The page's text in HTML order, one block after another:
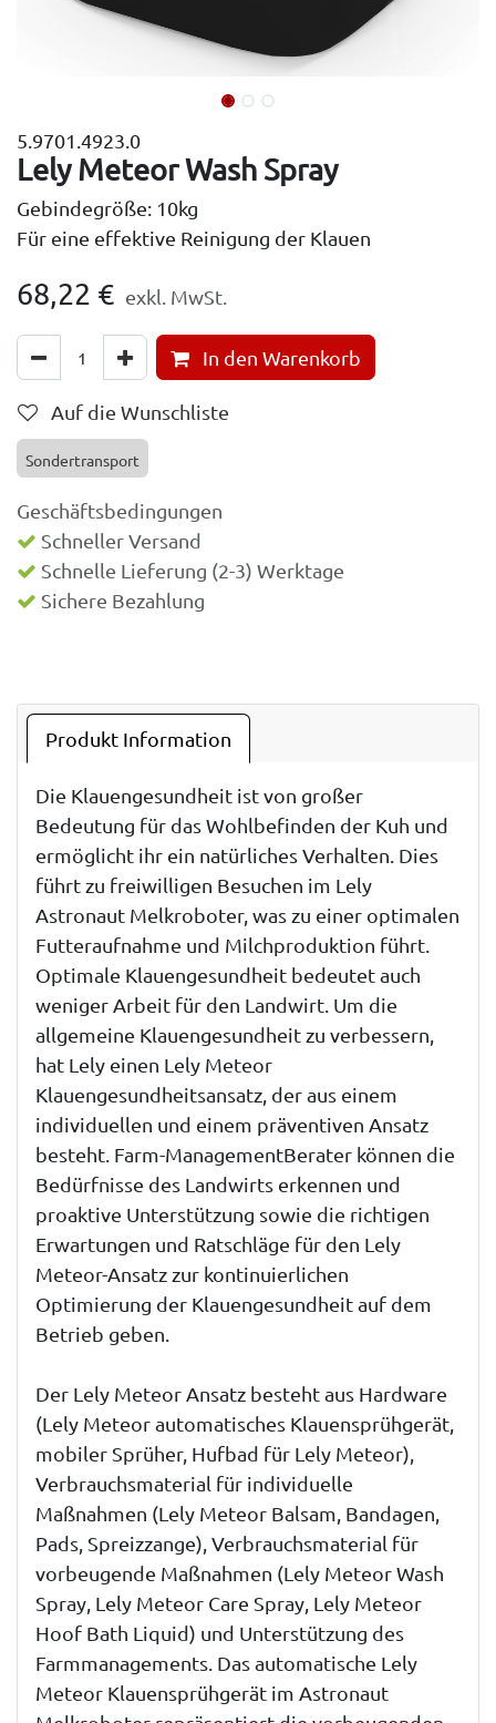
5.9701.4923.0
Lely Meteor Wash Spray
Gebindegröße: 10kg
Für eine effektive Reinigung der Klauen
68,22 € exkl. MwSt.
In den Warenkorb
Auf die Wunschliste
Sondertransport
Geschäftsbedingungen
Schneller Versand
Schnelle Lieferung (2-3) Werktage
Sichere Bezahlung
Produkt Information
Die Klauengesundheit ist von großer
Bedeutung für das Wohlbefinden der Kuh und
ermöglicht ihr ein natürliches Verhalten. Dies
führt zu freiwilligen Besuchen im Lely
Astronaut Melkroboter, was zu einer optimalen
Futteraufnahme und Milchproduktion führt.
Optimale Klauengesundheit bedeutet auch
weniger Arbeit für den Landwirt. Um die
allgemeine Klauengesundheit zu verbessern,
hat Lely einen Lely Meteor
Klauengesundheitsansatz, der aus einem
individuellen und einem präventiven Ansatz
besteht. Farm-ManagementBerater können die
Bedürfnisse des Landwirts erkennen und
proaktive Unterstützung sowie die richtigen
Erwartungen und Ratschläge für den Lely
Meteor-Ansatz zur kontinuierlichen
Optimierung der Klauengesundheit auf dem
Betrieb geben.
Der Lely Meteor Ansatz besteht aus Hardware
(Lely Meteor automatisches Klauensprühgerät,
mobiler Sprüher, Hufbad für Lely Meteor),
Verbrauchsmaterial für individuelle
Maßnahmen (Lely Meteor Balsam, Bandagen,
Pads, Spreizzange), Verbrauchsmaterial für
vorbeugende Maßnahmen (Lely Meteor Wash
Spray, Lely Meteor Care Spray, Lely Meteor
Hoof Bath Liquid) und Unterstützung des
Farmmanagements. Das automatische Lely
Meteor Klauensprühgerät im Astronaut